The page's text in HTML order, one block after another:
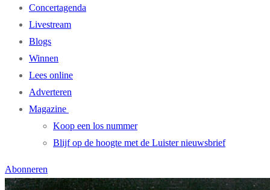
Concertagenda
Livestream
Blogs
Winnen
Lees online
Adverteren
Magazine
Koop een los nummer
Blijf op de hoogte met de Luister nieuwsbrief
Abonneren